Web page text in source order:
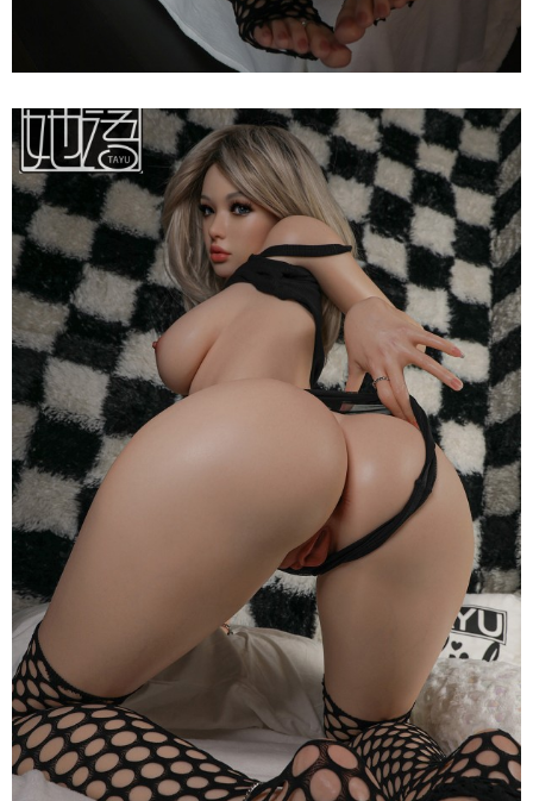
Búp
Bê
Tình
Dục
Nhật
Bản
Tayu
Katniss
Ver
2
150cm
Siêu
Thật